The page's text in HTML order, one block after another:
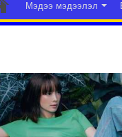
Мэдээ мэдээлэл